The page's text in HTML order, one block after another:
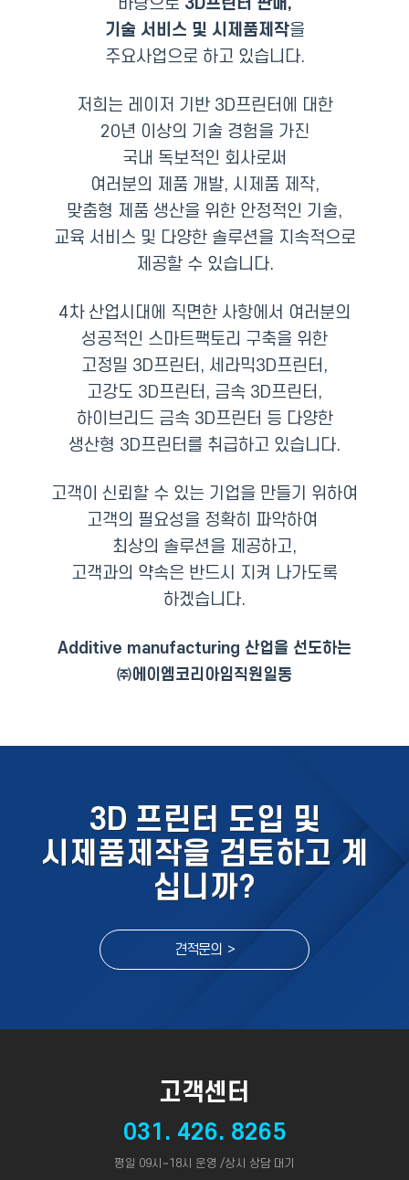
바탕으로 3D프린터 판매,
기술 서비스 및 시제품제작을
주요사업으로 하고 있습니다.
저희는 레이저 기반 3D프린터에 대한
20년 이상의 기술 경험을 가진
국내 독보적인 회사로써
여러분의 제품 개발, 시제품 제작,
맞춤형 제품 생산을 위한 안정적인 기술,
교육 서비스 및 다양한 솔루션을 지속적으로
제공할 수 있습니다.
4차 산업시대에 직면한 사항에서 여러분의
성공적인 스마트팩토리 구축을 위한
고정밀 3D프린터, 세라믹3D프린터,
고강도 3D프린터, 금속 3D프린터,
하이브리드 금속 3D프린터 등 다양한
생산형 3D프린터를 취급하고 있습니다.
고객이 신뢰할 수 있는 기업을 만들기 위하여
고객의 필요성을 정확히 파악하여
최상의 솔루션을 제공하고,
고객과의 약속은 반드시 지켜 나가도록
하겠습니다.
Additive manufacturing 산업을 선도하는
㈜에이엠코리아임직원일동
3D 프린터 도입 및
시제품제작을 검토하고 계
십니까?
견적문의 >
고객센터
031. 426. 8265
평일 09시~18시 운영 /상시 상담 대기